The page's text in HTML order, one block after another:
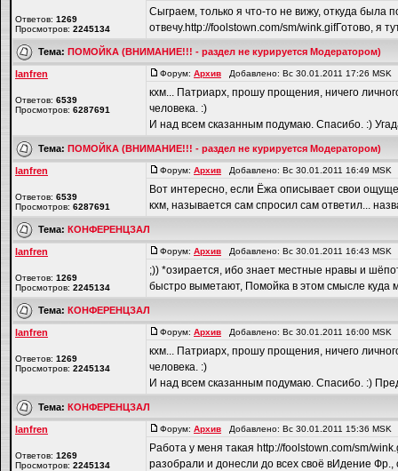
Ответов: 1269
Просмотров: 2245134
Сыграем, только я что-то не вижу, откуда была
отвечу.http://foolstown.com/sm/wink.gifГотово, я
Тема: ПОМОЙКА (ВНИМАНИЕ!!! - раздел не курируется Модератором)
lanfren
Ответов: 6539
Просмотров: 6287691
Форум: Архив Добавлено: Вс 30.01.2011 17:26
кхм... Патриарх, прошу прощения, ничего
человека. :)
И над всем сказанным подумаю. Спасибо. :)
Тема: ПОМОЙКА (ВНИМАНИЕ!!! - раздел не курируется Модератором)
lanfren
Ответов: 6539
Просмотров: 6287691
Форум: Архив Добавлено: Вс 30.01.2011 16:49
Вот интересно, если Ёжа описывает свои
кхм, называется сам спросил сам ответил...
Тема: КОНФЕРЕНЦЗАЛ
lanfren
Ответов: 1269
Просмотров: 2245134
Форум: Архив Добавлено: Вс 30.01.2011 16:43
;)) *озирается, ибо знает местные нравы и
быстро выметают, Помойка в этом смысле куда
Тема: КОНФЕРЕНЦЗАЛ
lanfren
Ответов: 1269
Просмотров: 2245134
Форум: Архив Добавлено: Вс 30.01.2011 16:00
кхм... Патриарх, прошу прощения, ничего
человека. :)
И над всем сказанным подумаю. Спасибо. :)
Тема: КОНФЕРЕНЦЗАЛ
lanfren
Ответов: 1269
Просмотров: 2245134
Форум: Архив Добавлено: Вс 30.01.2011 15:36
Работа у меня такая http://foolstown.com/sm/
разобрали и донесли до всех своё вИдение Фр.,